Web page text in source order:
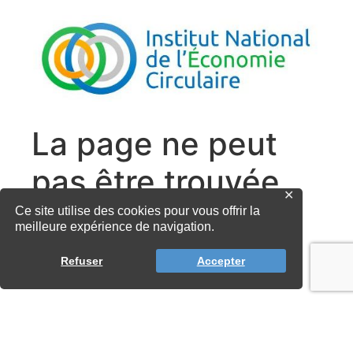
Ce site utilise des cookies pour vous offrir la
meilleure expérience de navigation.
Refuser Accepter
✕